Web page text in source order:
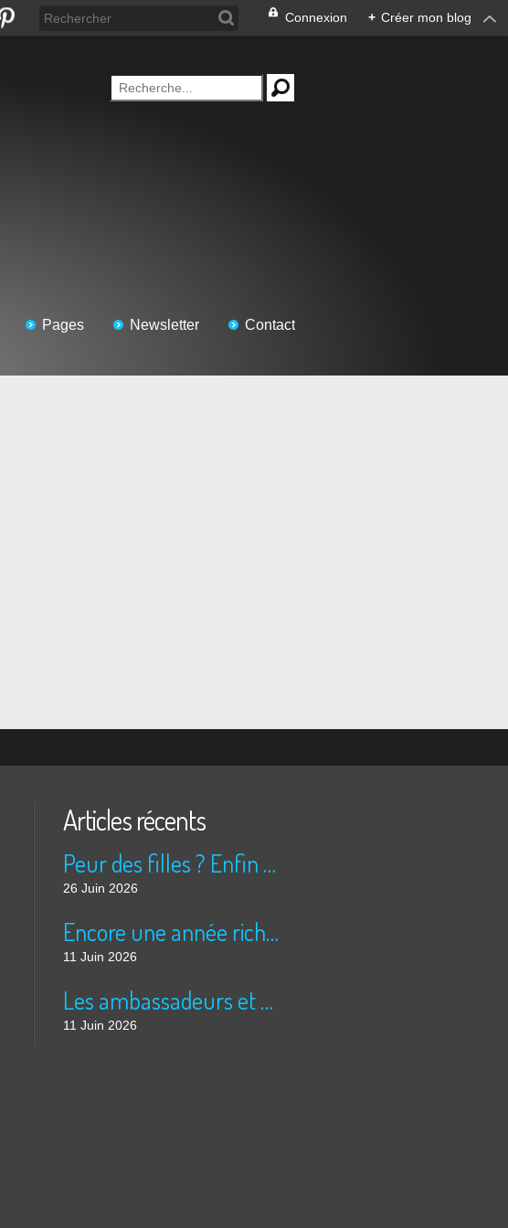
Connexion + Créer mon blog
Pages Newsletter Contact
Articles récents
Peur des filles ? Enfin rassuré ?
26 Juin 2026
Encore une année riche en cinéma pour Super 8 !
11 Juin 2026
Les ambassadeurs et SUPER 8 - La solidarité en action
11 Juin 2026